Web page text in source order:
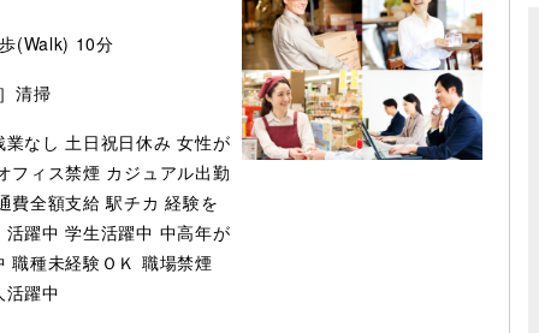
(Walk) 10分
清掃
業なし 土日祝日休み 女性が
フィス禁煙 カジュアル出勤
費全額支給 駅チカ 経験を
活躍中 学生活躍中 中高年が
職種未経験ＯＫ 職場禁煙
活躍中